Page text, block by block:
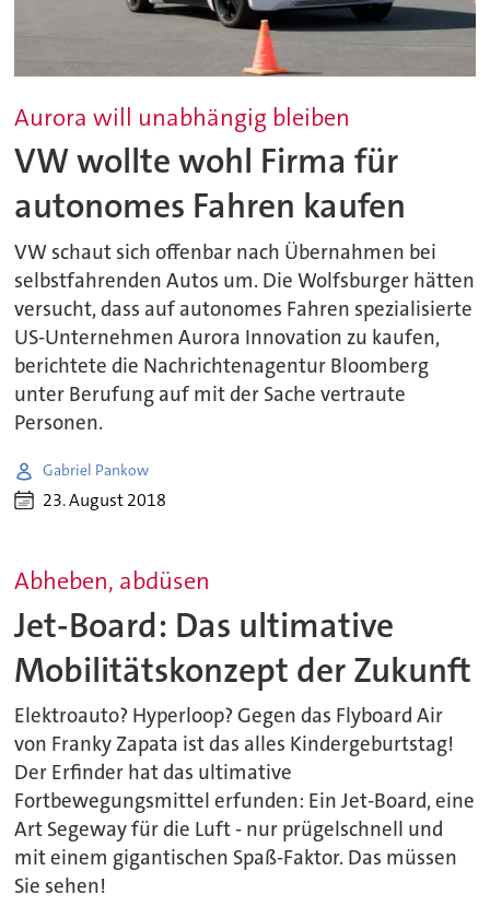
Aurora will unabhängig bleiben
VW wollte wohl Firma für
autonomes Fahren kaufen
VW schaut sich offenbar nach Übernahmen bei
selbstfahrenden Autos um. Die Wolfsburger hätten
versucht, dass auf autonomes Fahren spezialisierte
US-Unternehmen Aurora Innovation zu kaufen,
berichtete die Nachrichtenagentur Bloomberg
unter Berufung auf mit der Sache vertraute
Personen.
Gabriel Pankow
23. August 2018
Abheben, abdüsen
Jet-Board: Das ultimative
Mobilitätskonzept der Zukunft
Elektroauto? Hyperloop? Gegen das Flyboard Air
von Franky Zapata ist das alles Kindergeburtstag!
Der Erfinder hat das ultimative
Fortbewegungsmittel erfunden: Ein Jet-Board, eine
Art Segeway für die Luft - nur prügelschnell und
mit einem gigantischen Spaß-Faktor. Das müssen
Sie sehen!